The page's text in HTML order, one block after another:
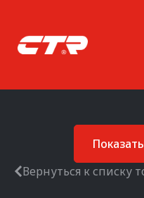
Вернуться к списку